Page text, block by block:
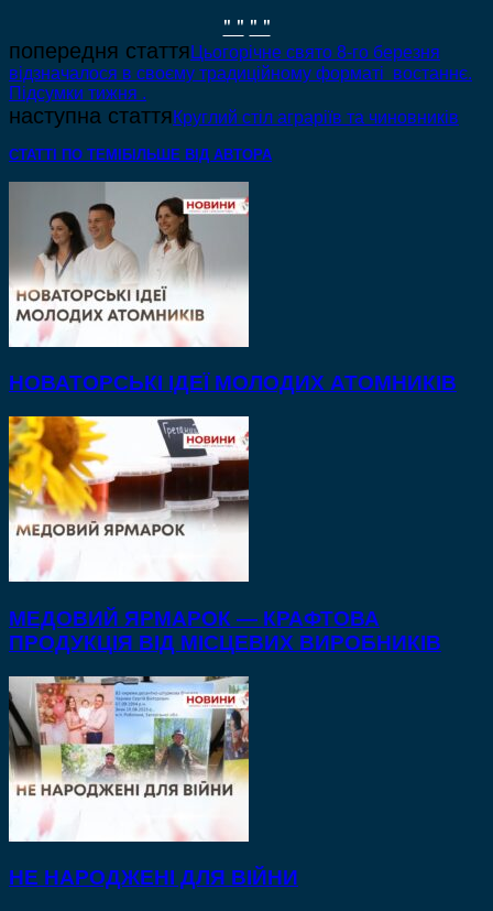
" " " "
попередня стаття Цьогорічне свято 8-го березня
відзначалося в своєму традиційному форматі востаннє.
Підсумки тижня .
наступна статтяКруглий стіл аграріїв та чиновників
СТАТТІ ПО ТЕМІ БІЛЬШЕ ВІД АВТОРА
НОВАТОРСЬКІ ІДЕЇ МОЛОДИХ АТОМНИКІВ
МЕДОВИЙ ЯРМАРОК — КРАФТОВА
ПРОДУКЦІЯ ВІД МІСЦЕВИХ ВИРОБНИКІВ
НЕ НАРОДЖЕНІ ДЛЯ ВІЙНИ